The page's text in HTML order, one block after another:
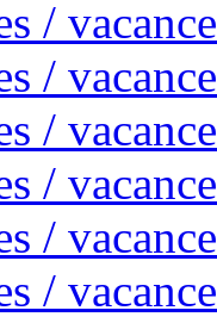
/
/
/
/
/
/